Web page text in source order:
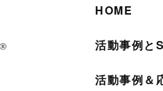
HOME
活動事例と
活動事例＆